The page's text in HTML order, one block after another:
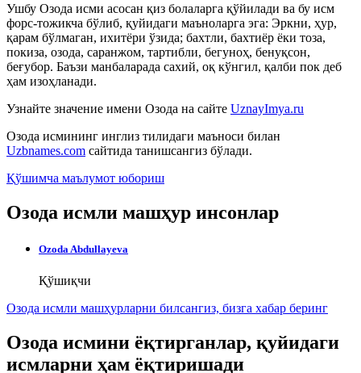
Ушбу Озода исми асосан қиз болаларга қўйилади ва бу исм
форс-тожикча бўлиб, қуйидаги маъноларга эга: Эркни, ҳур,
қарам бўлмаган, ихитёри ўзида; бахтли, бахтиёр ёки тоза,
покиза, озода, саранжом, тартибли, бегуноҳ, бенуқсон,
беғубор. Баъзи манбаларада сахий, оқ кўнгил, қалби пок деб
ҳам изоҳланади.
Узнайте значение имени Озода на сайте UznayImya.ru
Озода исмининг инглиз тилидаги маъноси билан
Uzbnames.com сайтида танишсангиз бўлади.
Қўшимча маълумот юбориш
Озода исмли машҳур инсонлар
Ozoda Abdullayeva
Қўшиқчи
Озода исмли машҳурларни билсангиз, бизга хабар беринг
Озода исмини ёқтирганлар, қуйидаги
исмларни ҳам ёқтиришади